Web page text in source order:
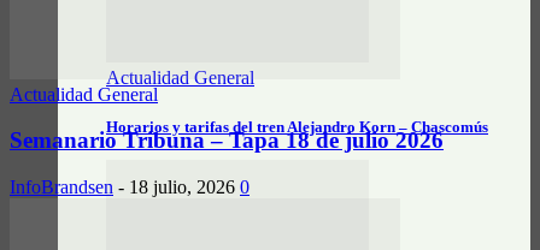
Actualidad General
Horarios y tarifas del tren Alejandro Korn – Chascomús
Actualidad General
Semanario Tribuna – Tapa 18 de julio 2026
InfoBrandsen - 18 julio, 2026 0